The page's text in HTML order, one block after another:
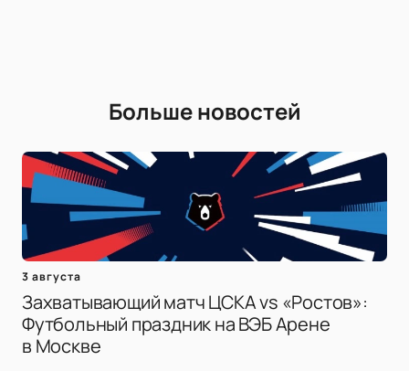
Больше новостей
3 августа
Захватывающий матч ЦСКА vs «Ростов»:
Футбольный праздник на ВЭБ Арене
в Москве